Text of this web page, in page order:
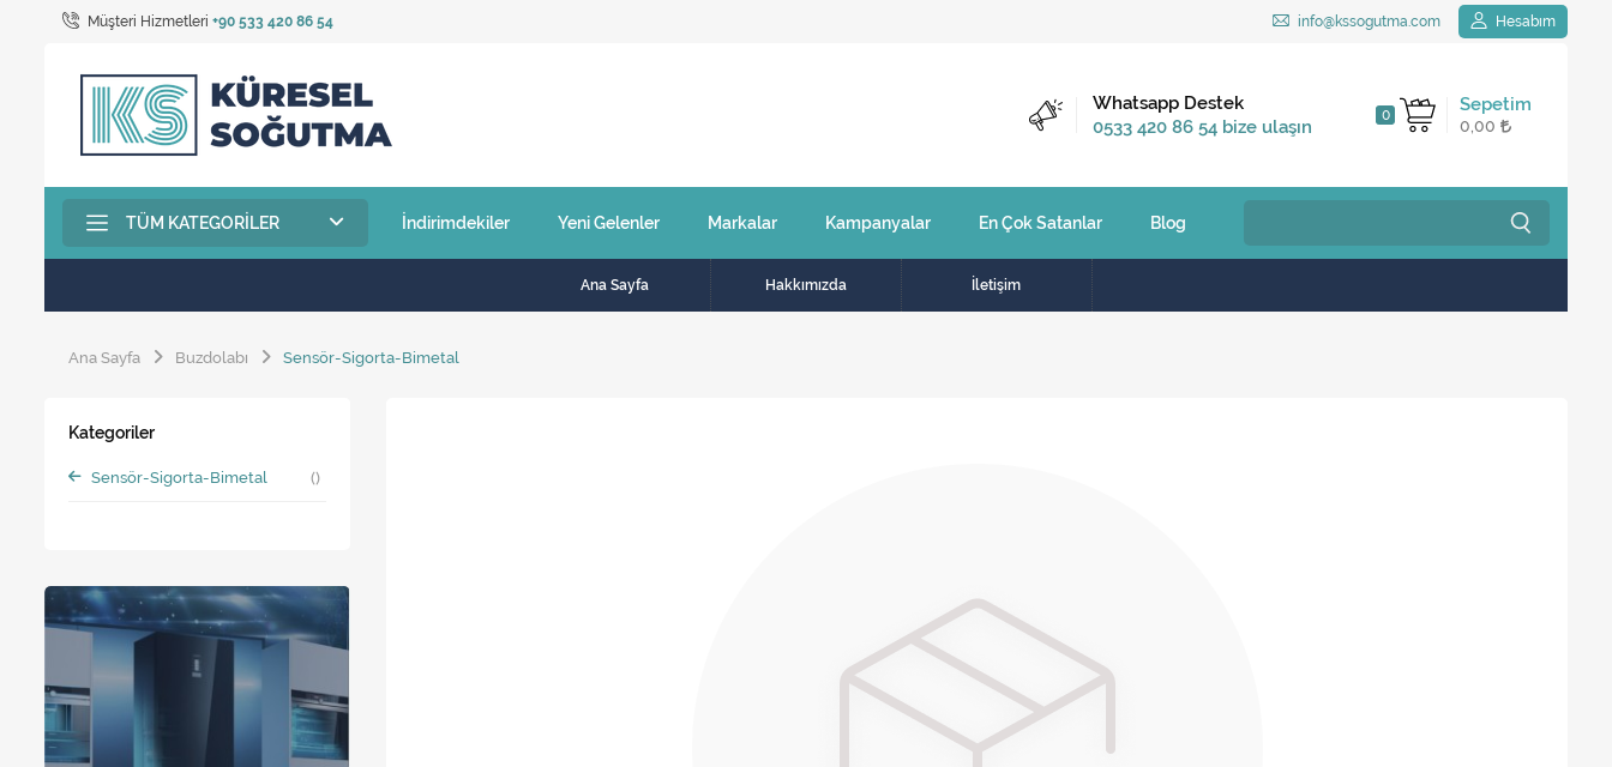
Müşteri Hizmetleri +90 533 420 86 54 info@kssogutma.com Hesabım
Sepetim
0
0,00
Kargo Bedava
2.500 TL ve üzeri
Whatsapp Destek
0533 420 86 54 bize ulaşın
TÜM KATEGORILER İndirimdekiler Yeni Gelenler Markalar Kampanyalar En Çok Satanlar Blog
Ana Sayfa Hakkımızda İletişim
Ana Sayfa Buzdolabı Sensör-Sigorta-Bimetal
Kategoriler
Sensör-Sigorta-Bimetal ()